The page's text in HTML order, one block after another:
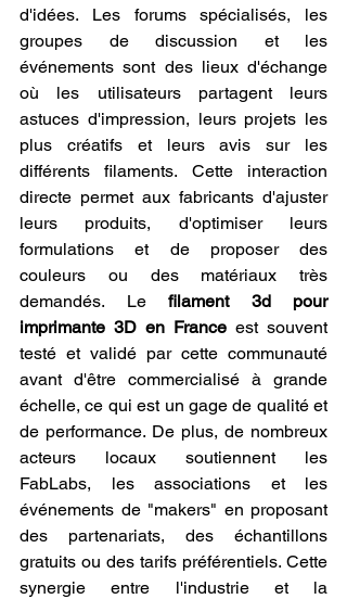
d'idées. Les forums spécialisés, les
groupes de discussion et les
événements sont des lieux d'échange
où les utilisateurs partagent leurs
astuces d'impression, leurs projets les
plus créatifs et leurs avis sur les
différents filaments. Cette interaction
directe permet aux fabricants d'ajuster
leurs produits, d'optimiser leurs
formulations et de proposer des
couleurs ou des matériaux très
demandés. Le filament 3d pour
imprimante 3D en France est souvent
testé et validé par cette communauté
avant d'être commercialisé à grande
échelle, ce qui est un gage de qualité et
de performance. De plus, de nombreux
acteurs locaux soutiennent les
FabLabs, les associations et les
événements de "makers" en proposant
des partenariats, des échantillons
gratuits ou des tarifs préférentiels. Cette
synergie entre l'industrie et la